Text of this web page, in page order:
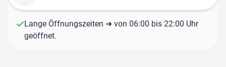
Lange Öffnungszeiten ➔ von 06:00 bis 22:00 Uhr
geöffnet.